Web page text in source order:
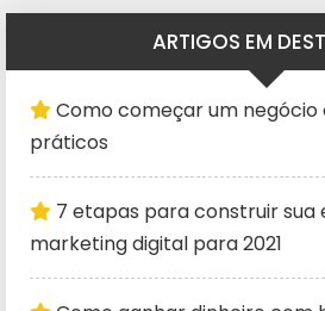
ARTIGOS EM
Como começar um negócio
práticos
7 etapas para construir sua
marketing digital para 2021